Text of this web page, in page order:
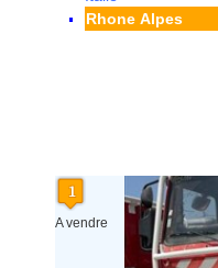
Rhone Alpes
A vendre